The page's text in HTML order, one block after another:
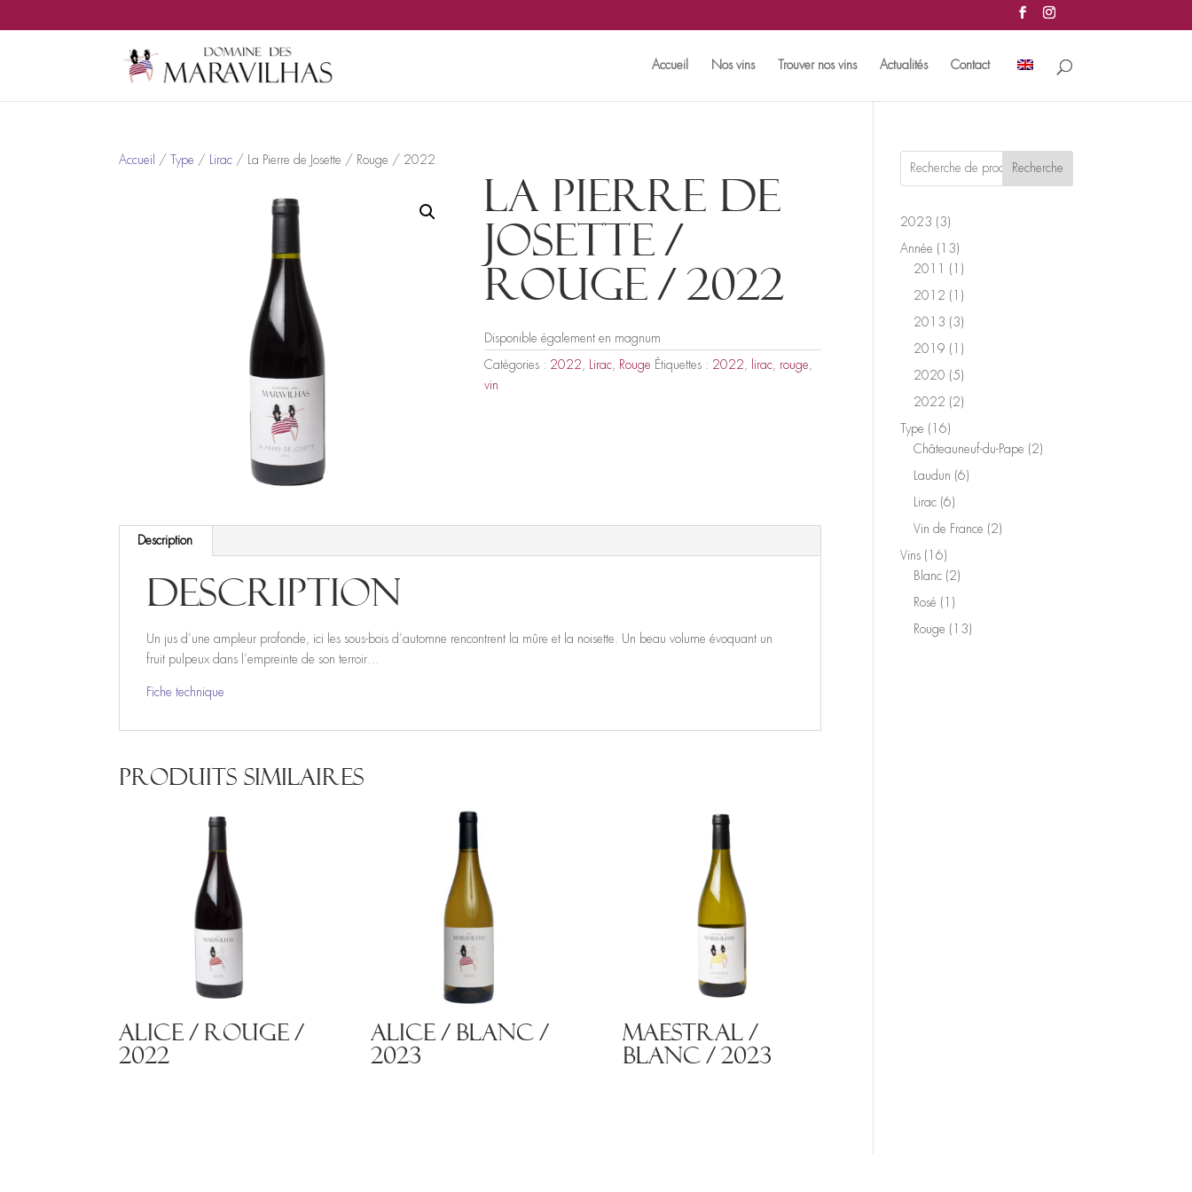
Accueil Nos vins Trouver nos vins Actualités Contact
Accueil / Type / Lirac / La Pierre de Josette / Rouge / 2022
La Pierre de
Josette /
Rouge / 2022
Disponible également en magnum
Catégories : 2022, Lirac, Rouge Étiquettes : 2022, lirac, rouge,
vin
Description
Description
Un jus d’une ampleur profonde, ici les sous-bois d’automne rencontrent la mûre et la noisette. Un beau volume évoquant un
fruit pulpeux dans l’empreinte de son terroir…
Fiche technique
Produits similaires
Alice / Rouge /
2022
Alice / Blanc /
2023
Maestral /
Blanc / 2023
Recherche
2023 33
produits
Année 1313
produits
2011
1
produit
2012
1
produit
2013 33
produits
2019
1
produit
2020 55
produits
2022 22
Type 1616
produits
Châteauneuf-du-Pape 22
Laudun 66
Lirac 66
produits
Vin de France 22
Vins 1616
produits
Blanc 22
Rosé
1
produit
Rouge 1313